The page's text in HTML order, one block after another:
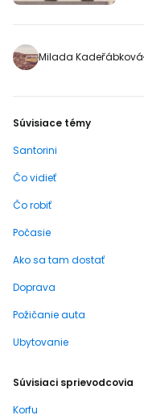
Milada Kadeřábková
Súvisiace témy
Santorini
Čo vidieť
Čo robiť
Počasie
Ako sa tam dostať
Doprava
Požičanie auta
Ubytovanie
Súvisiaci sprievodcovia
Korfu